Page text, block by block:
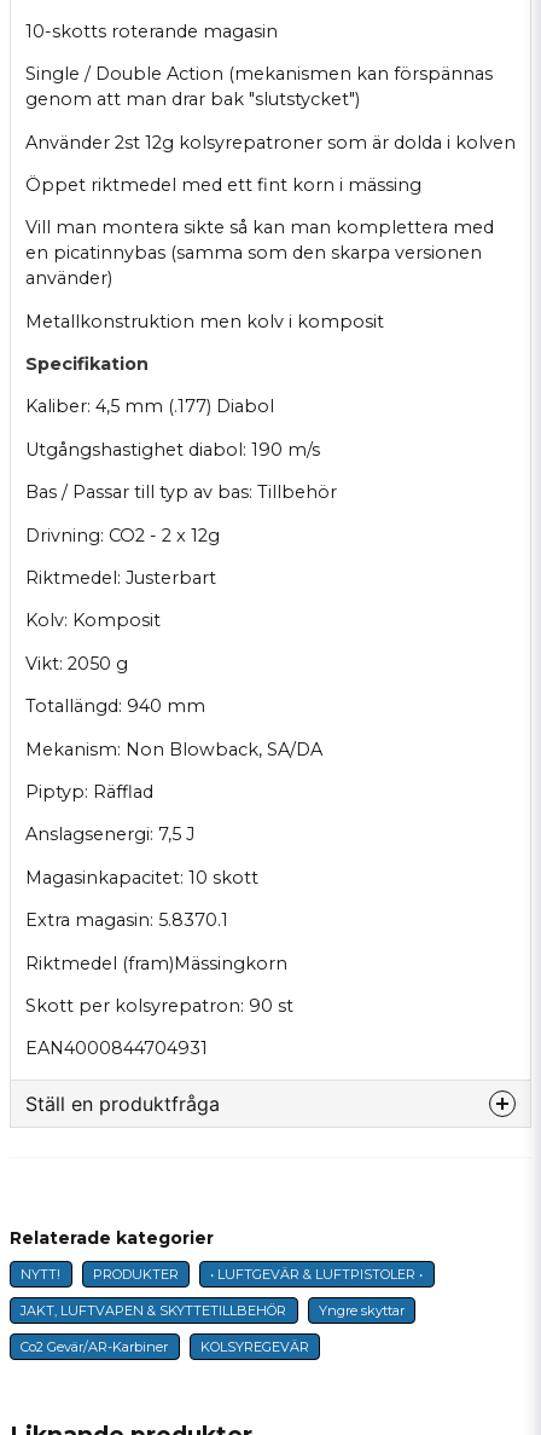
10-skotts roterande magasin
Single / Double Action (mekanismen kan förspännas
genom att man drar bak "slutstycket")
Använder 2st 12g kolsyrepatroner som är dolda i kolven
Öppet riktmedel med ett fint korn i mässing
Vill man montera sikte så kan man komplettera med
en picatinnybas (samma som den skarpa versionen
använder)
Metallkonstruktion men kolv i komposit
Specifikation
Kaliber: 4,5 mm (.177) Diabol
Utgångshastighet diabol: 190 m/s
Bas / Passar till typ av bas: Tillbehör
Drivning: CO2 - 2 x 12g
Riktmedel: Justerbart
Kolv: Komposit
Vikt: 2050 g
Totallängd: 940 mm
Mekanism: Non Blowback, SA/DA
Piptyp: Räfflad
Anslagsenergi: 7,5 J
Magasinkapacitet: 10 skott
Extra magasin: 5.8370.1
Riktmedel (fram)Mässingkorn
Skott per kolsyrepatron: 90 st
EAN4000844704931
Ställ en produktfråga
name
Namn
Relaterade kategorier
NYTT! PRODUKTER • LUFTGEVÄR & LUFTPISTOLER •
JAKT, LUFTVAPEN & SKYTTETILLBEHÖR Yngre skyttar
Co2 Gevär/AR-Karbiner KOLSYREGEVÄR